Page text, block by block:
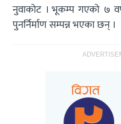
नुवाकोट । भूकम्प गएको ७
पुनर्निर्माण सम्पन्न भएका छन् ।